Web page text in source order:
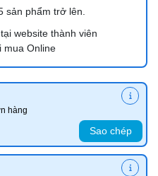
sản phẩm trở lên.
website thành viên
mua Online
hàng
Sao chép